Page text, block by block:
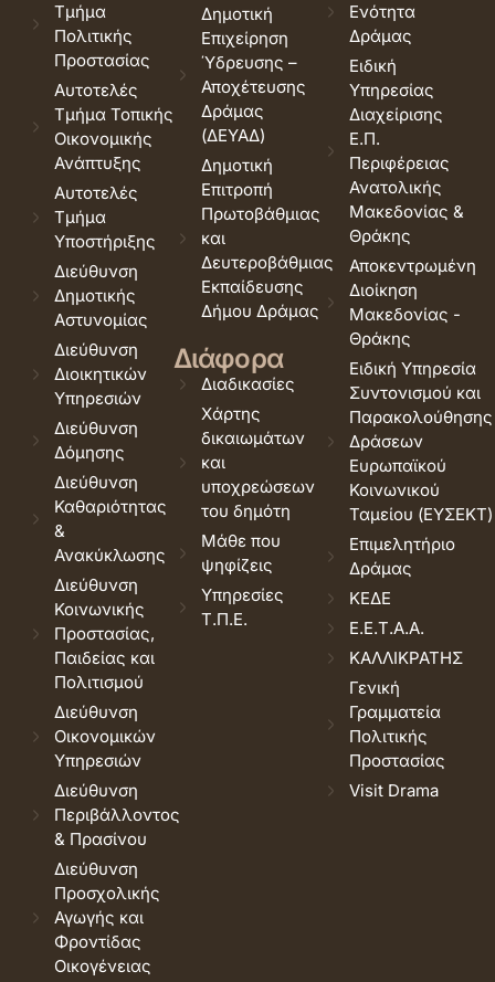
Τμήμα
Πολιτικής
Προστασίας
Αυτοτελές
Τμήμα Τοπικής
Οικονομικής
Ανάπτυξης
Αυτοτελές
Τμήμα
Υποστήριξης
Διεύθυνση
Δημοτικής
Αστυνομίας
Διεύθυνση
Διοικητικών
Υπηρεσιών
Διεύθυνση
Δόμησης
Διεύθυνση
Καθαριότητας
&
Ανακύκλωσης
Διεύθυνση
Κοινωνικής
Προστασίας,
Παιδείας και
Πολιτισμού
Διεύθυνση
Οικονομικών
Υπηρεσιών
Διεύθυνση
Περιβάλλοντος
& Πρασίνου
Διεύθυνση
Προσχολικής
Αγωγής και
Φροντίδας
Οικογένειας
Δημοτική
Επιχείρηση
Ύδρευσης –
Αποχέτευσης
Δράμας
(ΔΕΥΑΔ)
Δημοτική
Επιτροπή
Πρωτοβάθμιας
και
Δευτεροβάθμιας
Εκπαίδευσης
Δήμου Δράμας
Διάφορα
Διαδικασίες
Χάρτης
δικαιωμάτων
και
υποχρεώσεων
του δημότη
Μάθε που
ψηφίζεις
Υπηρεσίες
Τ.Π.Ε.
Ενότητα
Δράμας
Ειδική
Υπηρεσίας
Διαχείρισης
Ε.Π.
Περιφέρειας
Ανατολικής
Μακεδονίας &
Θράκης
Αποκεντρωμένη
Διοίκηση
Μακεδονίας -
Θράκης
Ειδική Υπηρεσία
Συντονισμού και
Παρακολούθησης
Δράσεων
Ευρωπαϊκού
Κοινωνικού
Ταμείου (ΕΥΣΕΚΤ)
Επιμελητήριο
Δράμας
ΚΕΔΕ
Ε.Ε.Τ.Α.Α.
ΚΑΛΛΙΚΡΑΤΗΣ
Γενική
Γραμματεία
Πολιτικής
Προστασίας
Visit Drama